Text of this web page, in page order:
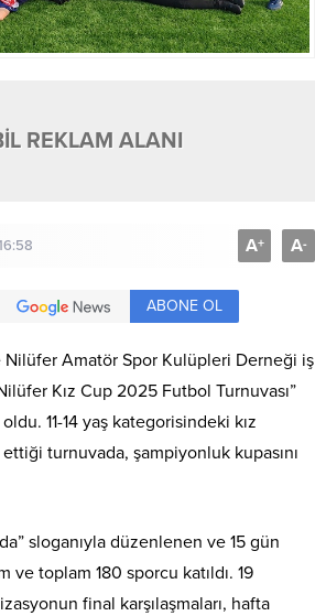
REKLAM ALANI
A+ A-
ABONE OL
Amatör Spor Kulüpleri Derneği iş
Kız Cup 2025 Futbol Turnuvası”
11-14 yaş kategorisindeki kız
turnuvada, şampiyonluk kupasını
sloganıyla düzenlenen ve 15 gün
ve toplam 180 sporcu katıldı. 19
final karşılaşmaları, hafta